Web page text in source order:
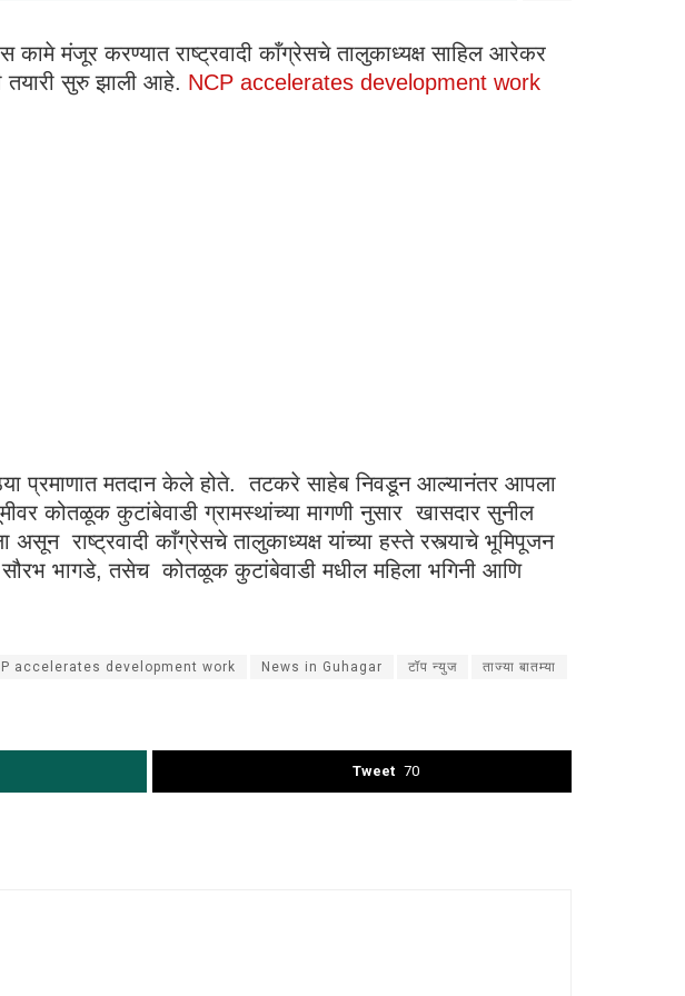
मंजूर करण्यात राष्ट्रवादी काँग्रेसचे तालुकाध्यक्ष साहिल आरेकर
तयारी सुरु झाली आहे. NCP accelerates development work
प्रमाणात मतदान केले होते. तटकरे साहेब निवडून आल्यानंतर आपला
कोतळूक कुटांबेवाडी ग्रामस्थांच्या मागणी नुसार खासदार सुनील
राष्ट्रवादी काँग्रेसचे तालुकाध्यक्ष यांच्या हस्ते रस्त्याचे भूमिपूजन
भागडे, तसेच कोतळूक कुटांबेवाडी मधील महिला भगिनी आणि
accelerates development work News in Guhagar टॉप न्युज ताज्या बातम्या
Tweet 70